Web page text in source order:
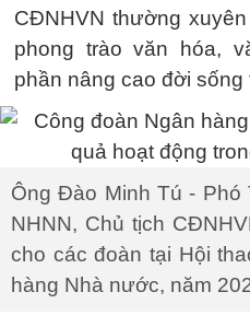
CĐNHVN thường
phong trào văn hóa,
phần nâng cao đời
Ông Đào Minh Tú -
NHNN, Chủ tịch
cho các đoàn tại Hội
hàng Nhà nước, năm